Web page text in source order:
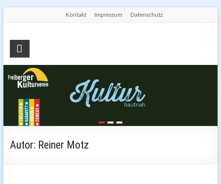
Kontakt Impressum Datenschutz
Freiberger
Kulturverein
e.V.
Die
Seite
für
in
Autor: Reiner Motz